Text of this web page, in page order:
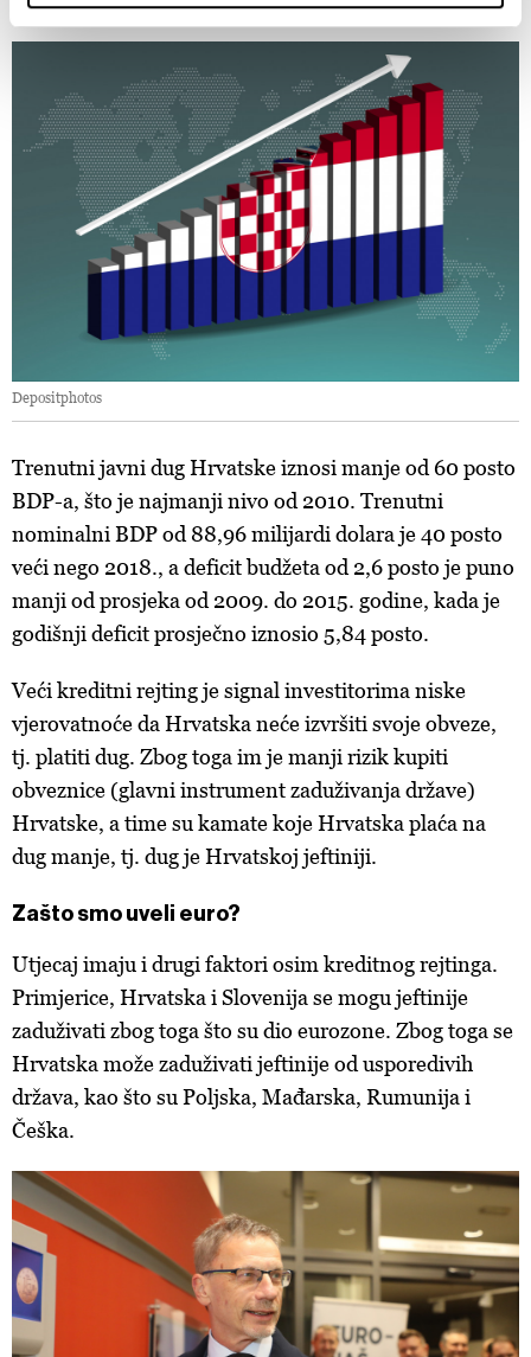
Find out more about how your personal data is processed
and set your preferences in thedetails section.
Zajednički voditelji obrade su HD-WIN ARENA SPORT
d.o.o. iPartneri. Više o podacima koje obrađujemo kao i
o vašim pravima pročitajte u našojPolitici privatnosti
o kolačićima i drugim sličnim tehnologijama u
Politici
kolačića. Kolačiće u bilo kojem trenutku možete ponovno
ažurirati klikom na „Prikaži detalje“. Privolu možete u bilo
kojem trenutku povući bez negativnih posljedica.
Depositphotos
Trenutni javni dug Hrvatske iznosi manje od 60 posto
BDP-a, što je najmanji nivo od 2010. Trenutni
nominalni BDP od 88,96 milijardi dolara je 40 posto
veći nego 2018., a deficit budžeta od 2,6 posto je puno
manji od prosjeka od 2009. do 2015. godine, kada je
godišnji deficit prosječno iznosio 5,84 posto.
Veći kreditni rejting je signal investitorima niske
vjerovatnoće da Hrvatska neće izvršiti svoje obveze,
tj. platiti dug. Zbog toga im je manji rizik kupiti
obveznice (glavni instrument zaduživanja države)
Hrvatske, a time su kamate koje Hrvatska plaća na
dug manje, tj. dug je Hrvatskoj jeftiniji.
Zašto smo uveli euro?
Utjecaj imaju i drugi faktori osim kreditnog rejtinga.
Primjerice, Hrvatska i Slovenija se mogu jeftinije
zaduživati zbog toga što su dio eurozone. Zbog toga se
Hrvatska može zaduživati jeftinije od usporedivih
država, kao što su Poljska, Mađarska, Rumunija i
Češka.